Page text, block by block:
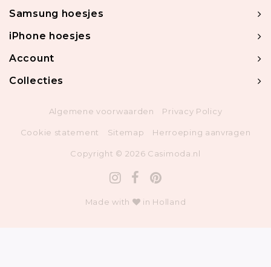
Samsung hoesjes
iPhone hoesjes
Account
Collecties
Algemene voorwaarden Privacy Policy
Cookie statement Sitemap Herroeping aanvragen
Copyright © 2026 Casimoda.nl
Made with in Holland